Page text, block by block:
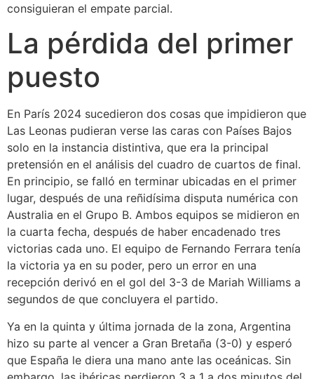
consiguieran el empate parcial.
La pérdida del primer
puesto
En París 2024 sucedieron dos cosas que impidieron que
Las Leonas pudieran verse las caras con Países Bajos
solo en la instancia distintiva, que era la principal
pretensión en el análisis del cuadro de cuartos de final.
En principio, se falló en terminar ubicadas en el primer
lugar, después de una reñidísima disputa numérica con
Australia en el Grupo B. Ambos equipos se midieron en
la cuarta fecha, después de haber encadenado tres
victorias cada uno. El equipo de Fernando Ferrara tenía
la victoria ya en su poder, pero un error en una
recepción derivó en el gol del 3-3 de Mariah Williams a
segundos de que concluyera el partido.
Ya en la quinta y última jornada de la zona, Argentina
hizo su parte al vencer a Gran Bretaña (3-0) y esperó
que España le diera una mano ante las oceánicas. Sin